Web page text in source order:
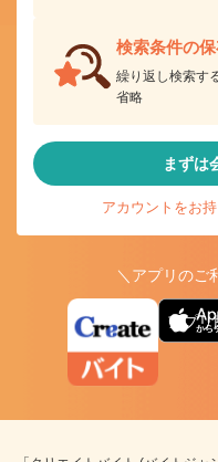
検索条件の
繰り返し検索す
省略
まずは
アカウントをお
＼アプリのご
アプリ